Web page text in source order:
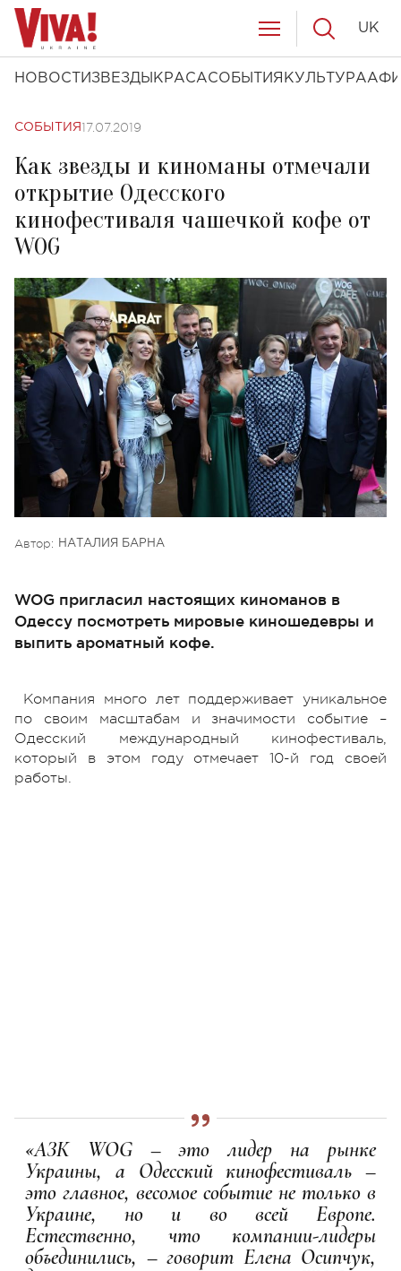
НОВОСТИ ЗВЕЗДЫ КРАСАСОБЫТИЯ КУЛЬТУРА
UK
СОБЫТИЯ 17.07.2019
Как звезды и киноманы отмечали
открытие Одесского
кинофестиваля чашечкой кофе от
WOG
Автор: НАТАЛИЯ БАРНА
WOG пригласил настоящих киноманов в
Одессу посмотреть мировые киношедевры и
выпить ароматный кофе.
Компания много лет поддерживает уникальное
по своим масштабам и значимости событие –
Одесский международный кинофестиваль,
который в этом году отмечает 10-й год своей
работы.
«АЗК WOG – это лидер на рынке
Украины, а Одесский кинофестиваль –
это главное, весомое событие не только в
Украине, но и во всей Европе.
Естественно, что компании-лидеры
объединились, – говорит Елена Осипчук,